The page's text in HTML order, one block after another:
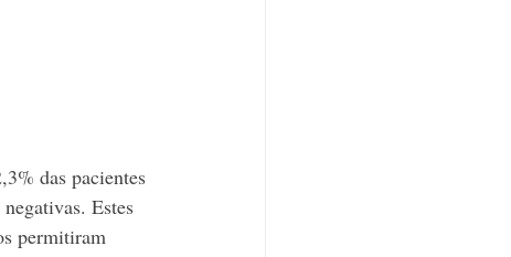
das pacientes
Estes
permitiram